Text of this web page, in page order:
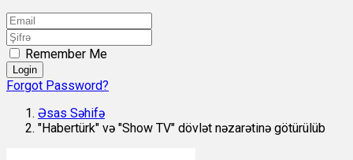
Remember Me
Login
Forgot Password?
Əsas Səhifə
"Habertürk" və "Show TV" dövlət nəzarətinə götürülüb